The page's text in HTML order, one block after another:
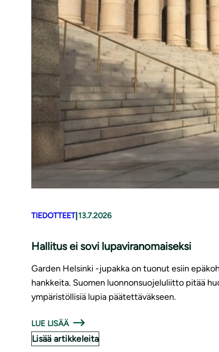
TIEDOTTEET|13.7.2026
Hallitus ei sovi lupaviranomaiseksi
Garden Helsinki -jupakka on tuonut esiin
hankkeita. Suomen luonnonsuojeluliitto pitää
ympäristöllisiä lupia päätettäväkseen.
LUE LISÄÄ
Lisää artikkeleita